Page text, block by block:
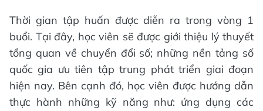
Thời gian tập huấn được diễn ra trong vòng 1
buổi. Tại đây, học viên sẽ được giới thiệu lý thuyết
tổng quan về chuyển đổi số; những nền tảng số
quốc gia ưu tiên tập trung phát triển giai đoạn
hiện nay. Bên cạnh đó, học viên được hướng dẫn
thực hành những kỹ năng như: ứng dụng các